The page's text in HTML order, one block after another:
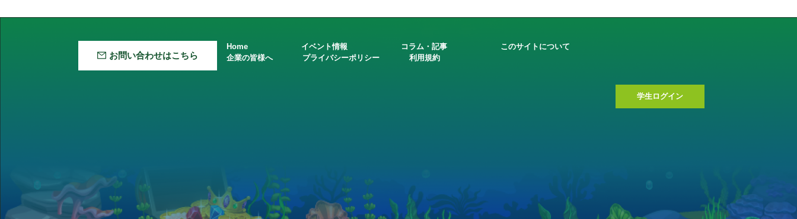
お問い合わせはこちら
Home イベント情報 コラム・記事
このサイトについて
企業の皆様へ
プライバシーポリシー 利用規約
学生ログイン